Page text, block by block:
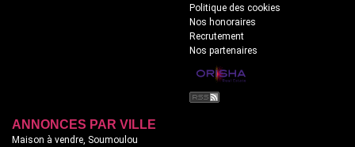
Politique des cookies
Nos honoraires
Recrutement
Nos partenaires
ANNONCES PAR VILLE
Maison à vendre, Soumoulou